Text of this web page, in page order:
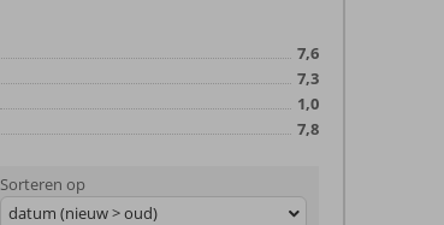
7,6
7,3
1,0
7,8
Sorteren op
datum (nieuw > oud)